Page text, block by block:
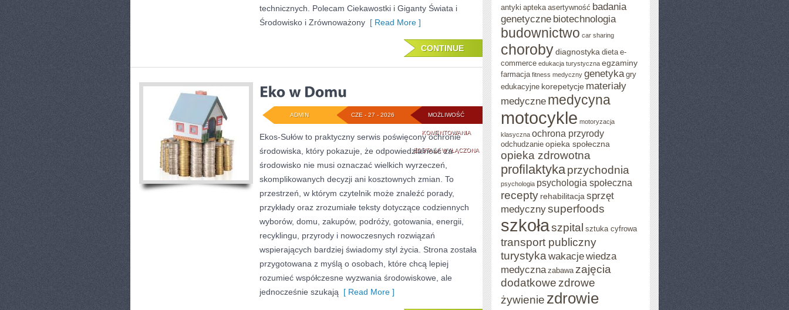
technicznych. Polecam Ciekawostki i Giganty Świata i
Środowisko i Zrównoważony [ Read More ]
CONTINUE
MOŻLIWOŚĆ
KOMENTOWANIAEKO
W
DOMU
ZOSTAŁA WYŁĄCZONA
CZE - 27 - 2026
ADMIN
Ekos-Sułów to praktyczny serwis poświęcony ochronie
środowiska, który pokazuje, że odpowiedzialność za
środowisko nie musi oznaczać wielkich wyrzeczeń,
skomplikowanych decyzji ani kosztownych zmian. To
przestrzeń, w którym czytelnik może znaleźć porady,
przykłady oraz zrozumiałe teksty dotyczące codziennych
wyborów, domu, zakupów, podróży, gotowania, energii,
recyklingu, przyrody i nowoczesnych rozwiązań
wspierających bardziej świadomy styl życia. Strona została
przygotowana z myślą o osobach, które chcą lepiej
rozumieć współczesne wyzwania środowiskowe, ale
jednocześnie szukają [ Read More ]
antyki apteka asertywność badania
genetyczne biotechnologia
budownictwo car sharing
chorobydiagnostyka dieta e-
commerce edukacja turystyczna egzaminy
farmacja fitness medyczny genetyka gry
edukacyjne korepetycje materiały
medyczne medycyna
motocykle motoryzacja
klasyczna ochrona przyrody
odchudzanie opieka społeczna
opieka zdrowotna
profilaktykaprzychodnia
psychologia psychologia społeczna
recepty rehabilitacja sprzęt
medycznysuperfoods
szkołaszpital sztuka cyfrowa
transport publiczny
turystyka wakacjewiedza
medyczna zabawa zajęcia
dodatkowe zdrowe
żywienie zdrowie